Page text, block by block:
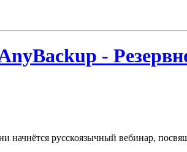
-
начнётся русскоязычный вебинар,